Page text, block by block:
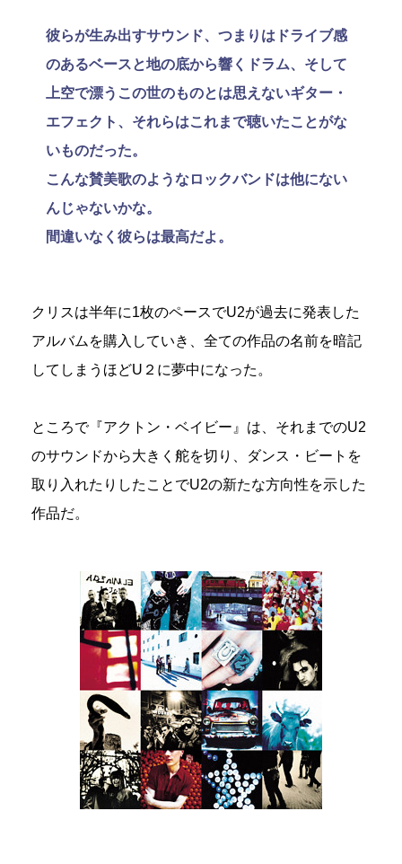
彼らが生み出すサウンド、つまりはドライブ感
のあるベースと地の底から響くドラム、そして
上空で漂うこの世のものとは思えないギター・
エフェクト、それらはこれまで聴いたことがな
いものだった。
こんな賛美歌のようなロックバンドは他にない
んじゃないかな。
間違いなく彼らは最高だよ。
クリスは半年に1枚のペースでU2が過去に発表した
アルバムを購入していき、全ての作品の名前を暗記
してしまうほどU２に夢中になった。
ところで『アクトン・ベイビー』は、それまでのU2
のサウンドから大きく舵を切り、ダンス・ビートを
取り入れたりしたことでU2の新たな方向性を示した
作品だ。